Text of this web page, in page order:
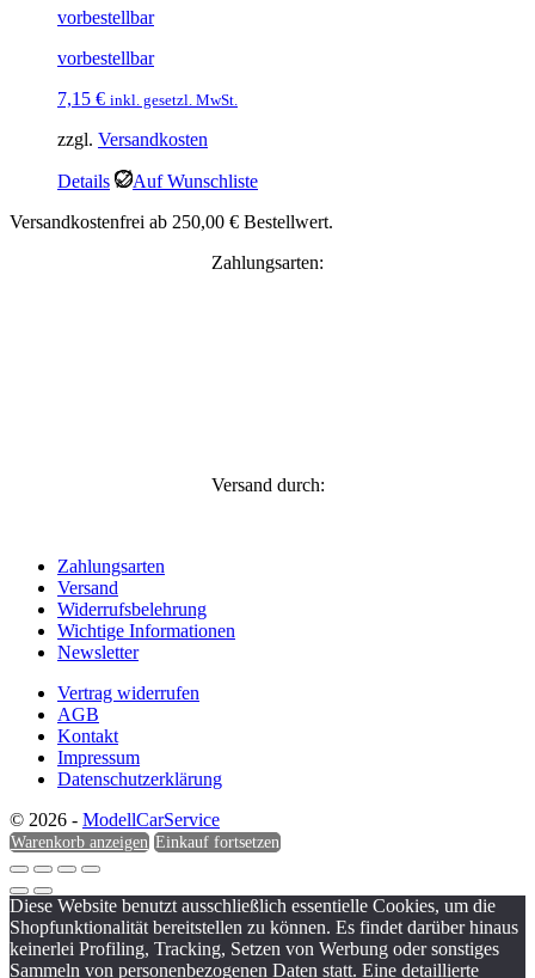
vorbestellbar
vorbestellbar
7,15 € inkl. gesetzl. MwSt.
zzgl. Versandkosten
Details
Auf Wunschliste
Versandkostenfrei ab 250,00 € Bestellwert.
Zahlungsarten:
Versand durch:
Zahlungsarten
Versand
Widerrufsbelehrung
Wichtige Informationen
Newsletter
Vertrag widerrufen
AGB
Kontakt
Impressum
Datenschutzerklärung
© 2026 - ModellCarService
Warenkorb anzeigen Einkauf fortsetzen
Diese Website benutzt ausschließlich essentielle Cookies, um die
Shopfunktionalität bereitstellen zu können. Es findet darüber hinaus
keinerlei Profiling, Tracking, Setzen von Werbung oder sonstiges
Sammeln von personenbezogenen Daten statt. Eine detaillierte